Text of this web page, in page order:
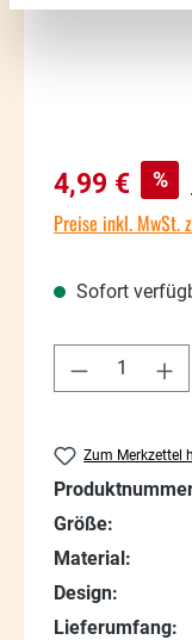
Verkaufspreis:
4,99 € %
Preise inkl. MwSt.
Sofort
Produkt
Zum Merkzettel
Größe:
Material:
Design:
Lieferumfang: